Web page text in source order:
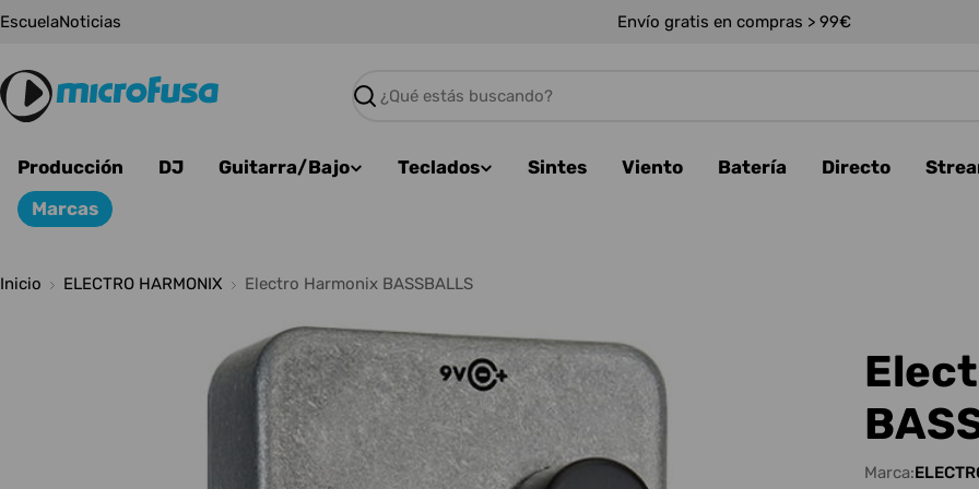
Saltar
EscuelaNoticias Envío gratis en compras > 99€
Buscar
Producción DJ Guitarra/Bajo Teclados Sintes Viento Batería Directo
Marcas
Inicio ELECTRO HARMONIX Electro Harmonix BASSBALLS
Marca: